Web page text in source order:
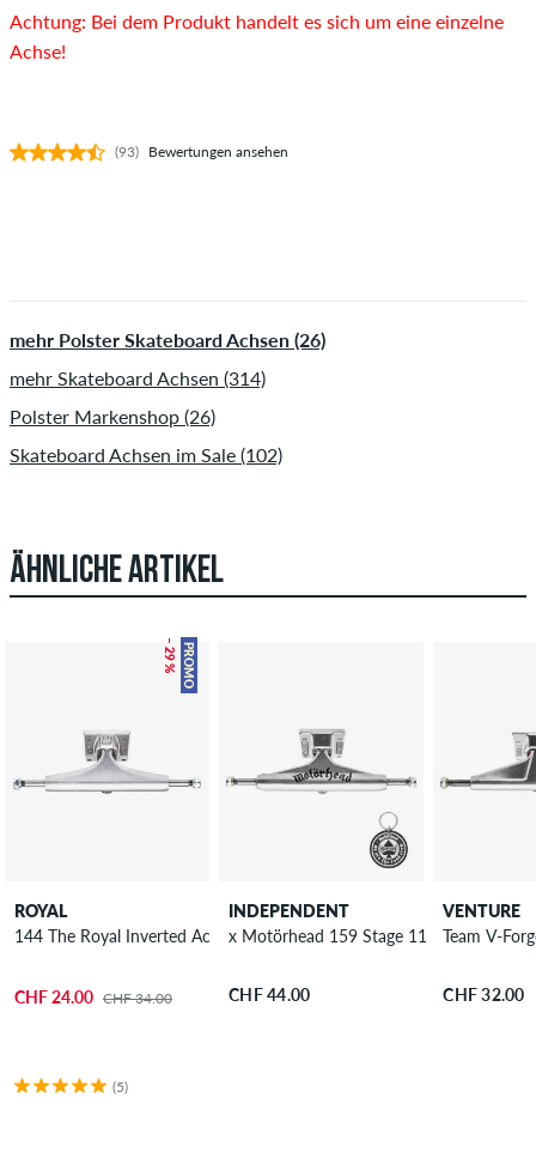
Achtung: Bei dem Produkt handelt es sich um eine einzelne
Achse!
(93) Bewertungen ansehen
mehr Polster Skateboard Achsen (26)
mehr Skateboard Achsen (314)
Polster Markenshop (26)
Skateboard Achsen im Sale (102)
ÄHNLICHE ARTIKEL
PROMO
– 29 %
ROYAL
144 The Royal Inverted Achse 8.25"
CHF 24.00 CHF 34.00
(5)
INDEPENDENT
x Motörhead 159 Stage 11 Hollow
CHF 44.00
VENTURE
Team V-
CHF 32.00